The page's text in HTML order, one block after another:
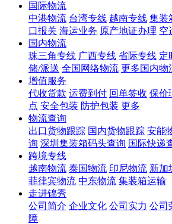
国际物流
中港物流 台湾专线 越南专线 集装
口报关 海运业务 原产地证办理 空
国内物流
珠三角专线 广西专线 省际专线 定
储/派送 全国网络物流 更多国内物
增值服务
代收货款 运费到付 回单签收 保价
点 安全包装 防护包装 更多
物流查询
出口货物跟踪 国内货物跟踪 安能
询 深圳集装箱码头查询 国际快递
跨境专线
越南物流 泰国物流 印尼物流 新加
菲律宾物流 中东物流 集装箱运输
走进锦秀
公司简介 企业文化 公司实力 公司
障